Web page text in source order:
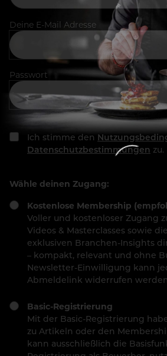
Deine E-Mail Adresse
Passwort
Ich stimme den
Datenschutzbestimmungen zu.
Wähle deinen Zugang:
Kostenlose Membership
Voller und kostenloser Zugang
Videos & Masterclasses sowie
exklusiven Branchen-Insights
– kompakt, relevant und ohne
Newsletter-Einwilligung kann
Abmeldelink widerrufen
Basic-Registrierung
Mit der Basic-Registrierung
zu Artikeln oder den
kann ausschließlich die